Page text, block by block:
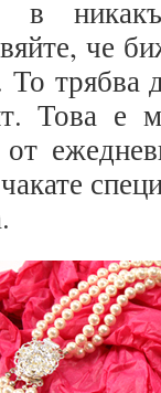
че
трябва
Това е